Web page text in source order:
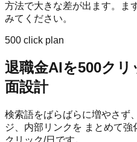
方法で大きな差が出ます。ま
みてください。
500 click plan
退職金AIを500クリ
面設計
検索語をばらばらに増やさず
ジ、内部リンクを まとめて